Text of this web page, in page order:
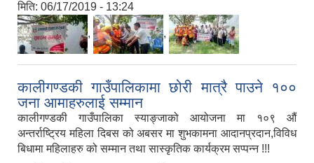
मिति: 06/17/2019 - 13:24
, ,
कालीगण्डकी गाउँपालिकामा छोरी मात्रै पाउने १००
जना आमाहरुलाई सम्मान
कालीगण्डकी गाउँपालिका स्याङ्जाको आयोजना मा १०९ औं
अन्तर्राष्ट्रिय महिला दिबस को अबसर मा शुभकामना आदानप्रदान,विविध
बिधामा महिलाहरु को सम्मान तथा सास्कृतिक कार्यक्रम सप्पन्न !!!